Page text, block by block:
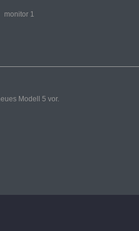
monitor 1
Modell 5 vor.